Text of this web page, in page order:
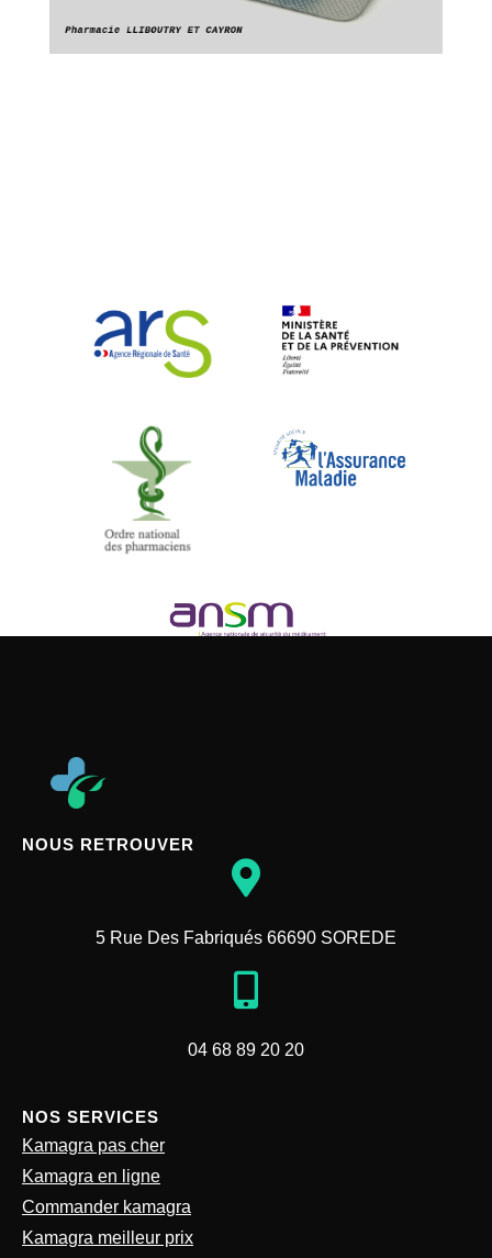
NOUS RETROUVER
5 Rue Des Fabriqués 66690 SOREDE
04 68 89 20 20
NOS SERVICES
Kamagra pas cher
Kamagra en ligne
Commander kamagra
Kamagra meilleur prix